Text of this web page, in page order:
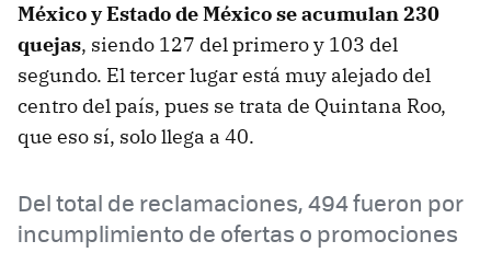
México y Estado de México se acumulan 230
quejas, siendo 127 del primero y 103 del
segundo. El tercer lugar está muy alejado del
centro del país, pues se trata de Quintana Roo,
que eso sí, solo llega a 40.
Del total de reclamaciones, 494 fueron por
incumplimiento de ofertas o promociones